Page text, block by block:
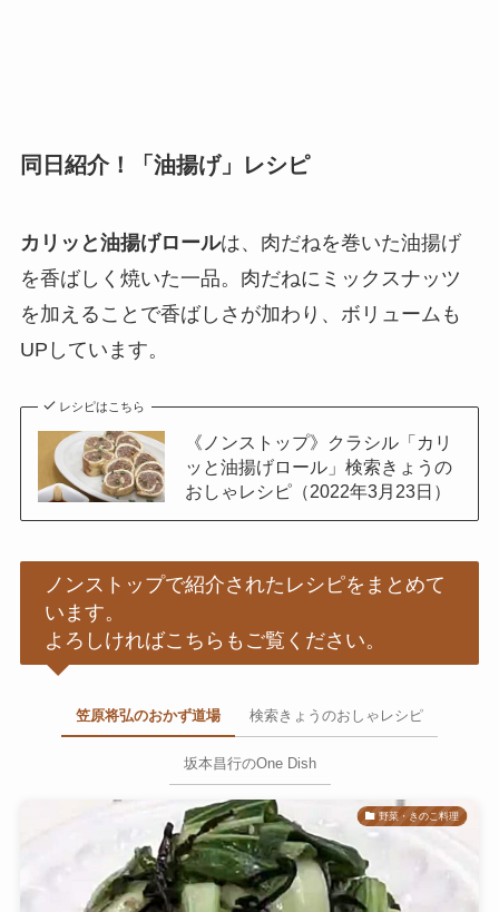
同日紹介！「油揚げ」レシピ
カリッと油揚げロールは、肉だねを巻いた油揚げ
を香ばしく焼いた一品。肉だねにミックスナッツ
を加えることで香ばしさが加わり、ボリュームも
UPしています。
レシピはこちら
《ノンストップ》クラシル「カリ
ッと油揚げロール」検索きょうの
おしゃレシピ（2022年3月23日）
ノンストップで紹介されたレシピをまとめて
います。
よろしければこちらもご覧ください。
笠原将弘のおかず道場 検索きょうのおしゃレシピ
坂本昌行のOne Dish
野菜・きのこ料理